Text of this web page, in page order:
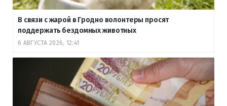
В связи с жарой в Гродно волонтеры просят
поддержать бездомных животных
6 АВГУСТА 2026, 12:41